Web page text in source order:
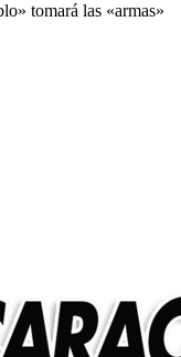
tomará las «armas»